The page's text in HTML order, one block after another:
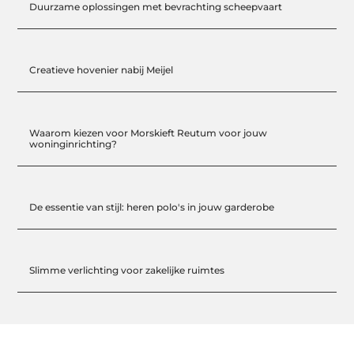
Duurzame oplossingen met bevrachting scheepvaart
Creatieve hovenier nabij Meijel
Waarom kiezen voor Morskieft Reutum voor jouw
woninginrichting?
De essentie van stijl: heren polo's in jouw garderobe
Slimme verlichting voor zakelijke ruimtes